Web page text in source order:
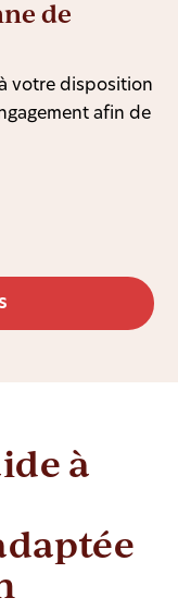
de
votre disposition
afin de
à